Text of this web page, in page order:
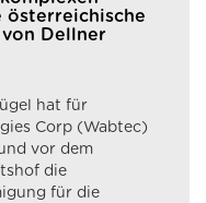
österreichische
Dellner
hat für
Corp (Wabtec)
vor dem
die
für die